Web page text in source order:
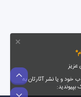
عزیز
خود و یا نشر آثارتان به
بپیوندید:
بالا